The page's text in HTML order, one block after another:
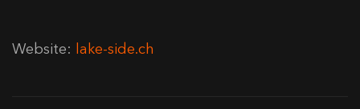
Website: lake-side.ch